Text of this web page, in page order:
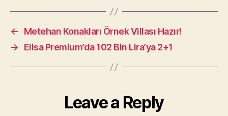
←
Metehan Konakları Örnek Villası Hazır!
→
Elisa Premium’da 102 Bin Lira’ya 2+1
Leave a Reply